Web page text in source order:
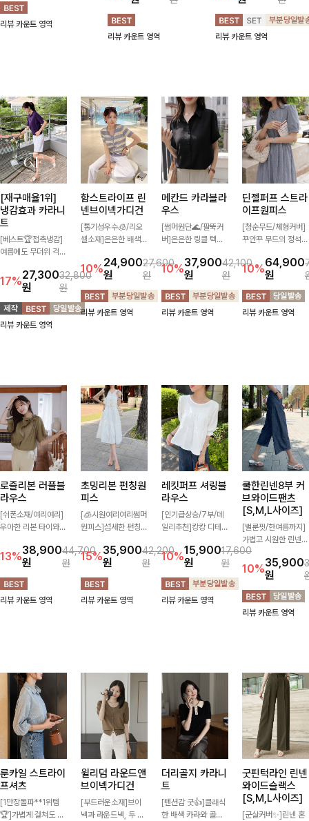
출근룩, 하객룩까지 세련된 스
타일링을 연출하기 좋은 아이
리뷰 카운트 영역
어 더욱 만족스러워요
리뷰 카운트 영역
아 실용적이며, 스트링 디테일
로 다양한 핏을 연출할 수 있어
데일리부터 여행룩까지 멋스럽
리뷰 카운트 영역
[재구매율1위]
냉감효과 카라니
트
[베스트🏆접촉냉감]
여름에도 무더위 걱정
고 가벼운 소재감으로
여름에도 시원하게 즐
기실 수 있는 니트랍
니다
17%27,300
원
32,800
원
리뷰 카운트 영역
함스트라이프 린
넨브이넥가디건
[통기성우수🧊/리오
셀소재]은은한 배색
캐주얼하면서도 산뜻
한 무드 살려주는 니
트 가디건 💛 브이넥
라인에 슬림하게 떨어
지는 핏 더해져 단독
10%24,900
원
27,600
원
리뷰 카운트 영역
메칸드 카라블라
우스
[썸머원단🌊/팔뚝커
버]은은한 링클 텍스
이 만나 내추럴하면서
도 세련된 무드를 연
출해주는 블라우스-
데일리룩부터 출근룩
까지 다양하게 활용하
10%37,900
원
42,100
원
리뷰 카운트 영역
딘젤퍼프 스트라
이프원피스
[청순무드/체형커버]
꾸안꾸 무드의 정석
용감으로 여름 내내
손이 자주 가는 원피
스예요- 은은한 스트
라이프 패턴과 여유로
운 핏이 만나 편안함
10%64,900
원
리뷰 카운트 영역
로즐리본 러플블
라우스
[쉬폰소재/여리여리]
우아한 리본 타이와
플 디테일이 여성스러
운 분위기를 더해주는
블라우스 🤎 하늘하
늘한 소재감과 여유롭
게 떨어지는 실루엣으
13%38,900
원
44,700
원
리뷰 카운트 영역
초밍리본 펀칭원
피스
[🧊시원여리여리썸머
원피스]섬세한 펀칭
가 어우러져 사랑스러
운 무드를 더한 원피
스 🤍 여리하게 퍼지
는 실루엣으로 로맨틱
하고 여성스럽게 연출
15%35,900
원
42,200
원
리뷰 카운트 영역
레킷퍼프 셔링블
라우스
[인기급상승/7부/데
일리추천]캉캉 디테일
풍성한 실루엣을 완성
해주는 블라우스 🤍
가볍게 퍼지는 핏으로
체형을 자연스럽게 커
버해주며 여성스럽게
10%15,900
원
17,600
원
리뷰 카운트 영역
쿨한린넨8부 커
브와이드팬츠
[S,M,L사이즈]
[벌룬핏/한여름까지]
가볍고 시원한 린넨
혼방 소재로 한여름까
지 쾌적하게 즐기기
좋은 8부 커브 와이드
팬츠 🤍 자연스럽게
떨어지는 커브핏이 멋
스러운 실루엣을 연출
10%35,900
원
리뷰 카운트 영역
룬카일 스트라이
프셔츠
[1만장돌파**1위템
🏆]가볍게 걸쳐도 살
윌리덤 라운드앤
브이넥가디건
[부드러운소재]브이
넥과 라운드넥, 두 가
더리골지 카라니
트
[텐션감 굿👍]클래식
한 배색 카라와 골드
굿핀턱라인 린넨
와이드슬랙스
[S,M,L사이즈]
[군살커버✨]린넨 혼